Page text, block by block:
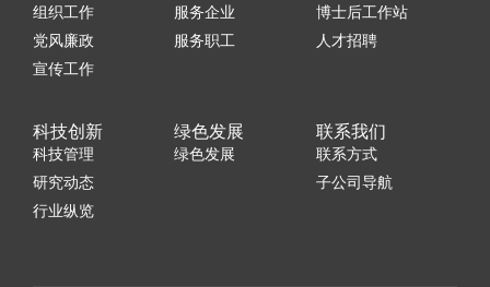
组织工作
党风廉政
宣传工作
服务企业
服务职工
博士后工作站
人才招聘
科技创新
科技管理
研究动态
行业纵览
绿色发展
绿色发展
联系我们
联系方式
子公司导航